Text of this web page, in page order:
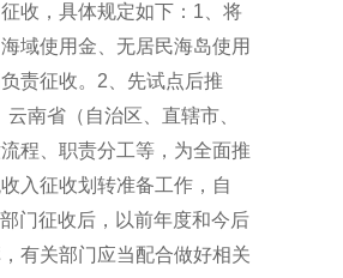
收，具体规定如下：1、将
域使用金、无居民海岛使用
责征收。2、先试点后推
南省（自治区、直辖市、
程、职责分工等，为全面推
入征收划转准备工作，自
门征收后，以前年度和今后
有关部门应当配合做好相关